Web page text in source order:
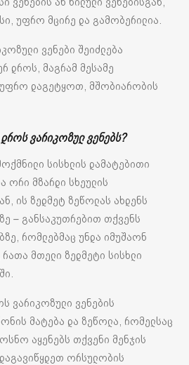
უფრო მცირე და გამობერილია.
ვენები შეიძლება
დროს, მაგრამ მესამე
უფრო დაგეტყოთ, მშობიარობის
ვარიკოზულ ვენებს?
სისხლის დამატებითი
ორი მზარდი სხეულის
ის ზედმეტ ზეწოლას ახდენს
– განსაკუთრებით თქვენს
რომლებმაც უნდა იმუშაონ
მთელი ზედმეტი სისხლი
ვარიკოზული ვენების
მატება და ზეწოლა, რომელსაც
აყენებს თქვენი მენჯის
ორსულობის